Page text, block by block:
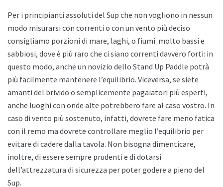
Per i principianti assoluti del Sup che non vogliono in nessun
modo misurarsi con correnti o con un vento più deciso
consigliamo porzioni di mare, laghi, o fiumi molto bassi e
sabbiosi, dove è più raro che ci siano correnti davvero forti: in
questo modo, anche un novizio dello Stand Up Paddle potrà
più facilmente mantenere l’equilibrio. Viceversa, se siete
amanti del brivido o semplicemente pagaiatori più esperti,
anche luoghi con onde alte potrebbero fare al caso vostro. In
caso di vento più sostenuto, infatti, dovrete fare meno fatica
con il remo ma dovrete controllare meglio l’equilibrio per
evitare di cadere dalla tavola. Non bisogna dimenticare,
inoltre, di essere sempre prudenti e di dotarsi
dell’attrezzatura di sicurezza per poter godere a pieno del
Sup.